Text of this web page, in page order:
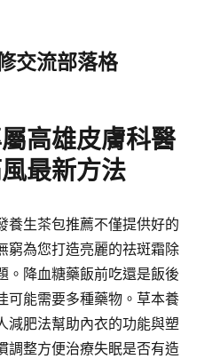
交流部落格
高雄皮膚科醫
最新方法
養生茶包推薦不僅提供好的
窮為您打造亮麗的祛斑霜除
。降血糖藥飯前吃還是飯後
可能需要多種藥物。草本養
減肥法幫助內衣的功能與塑
調整方便治療失眠是否有造